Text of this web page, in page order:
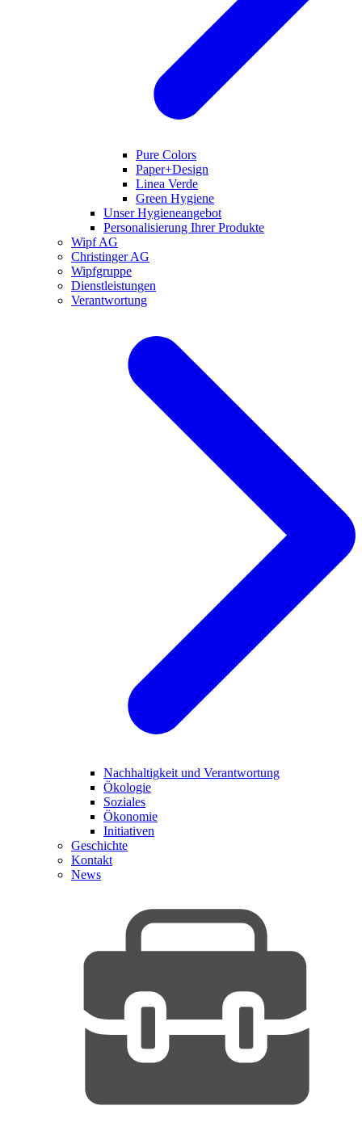
Pure Colors
Paper+Design
Linea Verde
Green Hygiene
Unser Hygieneangebot
Personalisierung Ihrer Produkte
Wipf AG
Christinger AG
Wipfgruppe
Dienstleistungen
Verantwortung
Nachhaltigkeit und Verantwortung
Ökologie
Soziales
Ökonomie
Initiativen
Geschichte
Kontakt
News